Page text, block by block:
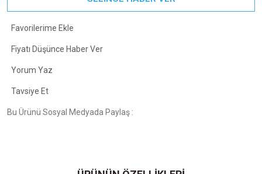
Fiyatı Düşünce Haber Ver
Yorum Yaz
Tavsiye Et
Bu Ürünü Sosyal Medyada Paylaş :